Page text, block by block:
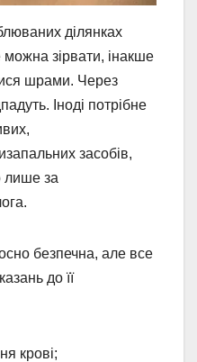
ділянках
зірвати, інакше
шрами. Через
Іноді потрібне
засобів,
лише за
безпечна, але все
до її
крові;